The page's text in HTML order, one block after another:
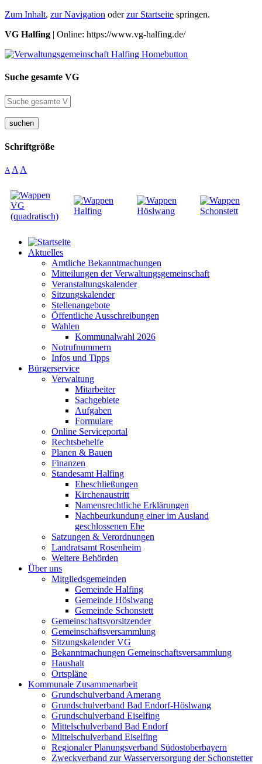
Zum Inhalt, zur Navigation oderzur Startseite springen.
VG Halfing | Online: https://www.vg-halfing.de/
Suche gesamte VG
suchen
Schriftgröße
A A A
Aktuelles
Amtliche Bekanntmachungen
Mitteilungen der Verwaltungsgemeinschaft
Veranstaltungskalender
Sitzungskalender
Stellenangebote
Öffentliche Ausschreibungen
Wahlen
Kommunalwahl 2026
Notrufnummern
Infos und Tipps
Bürgerservice
Verwaltung
Mitarbeiter
Sachgebiete
Aufgaben
Formulare
Online Serviceportal
Rechtsbehelfe
Planen & Bauen
Finanzen
Standesamt Halfing
Eheschließungen
Kirchenaustritt
Namensrechtliche Erklärungen
Nachbeurkundung einer im Ausland
geschlossenen Ehe
Satzungen & Verordnungen
Landratsamt Rosenheim
Weitere Behörden
Über uns
Mitgliedsgemeinden
Gemeinde Halfing
Gemeinde Höslwang
Gemeinde Schonstett
Gemeinschaftsvorsitzender
Gemeinschaftsversammlung
Sitzungskalender VG
Bekanntmachungen Gemeinschaftsversammlung
Haushalt
Ortspläne
Kommunale Zusammenarbeit
Grundschulverband Amerang
Grundschulverband Bad Endorf-Höslwang
Grundschulverband Eiselfing
Mittelschulverband Bad Endorf
Mittelschulverband Eiselfing
Regionaler Planungsverband Südostoberbayern
Zweckverband zur Wasserversorgung der Schonstetter